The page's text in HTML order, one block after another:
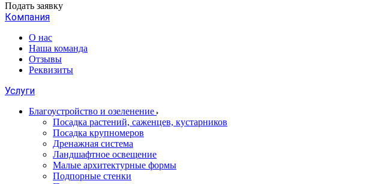
Подать заявку
Компания
О нас
Наша команда
Отзывы
Реквизиты
Услуги
Благоустройство и озеленение
Посадка растений, саженцев, кустарников
Посадка крупномеров
Дренажная система
Ландшафтное освещение
Малые архитектурные формы
Подпорные стенки